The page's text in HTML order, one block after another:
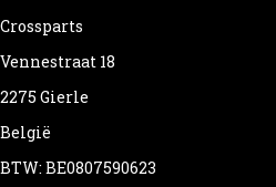
Crossparts
Vennestraat 18
2275 Gierle
België
BTW: BE0807590623